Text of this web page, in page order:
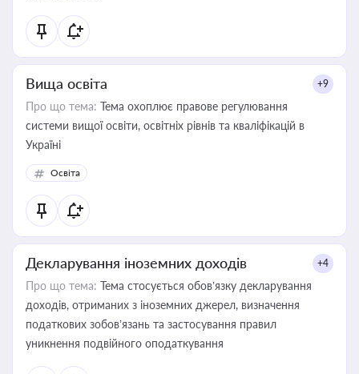
Вища освіта +9
Про що тема: Тема охоплює правове регулювання
системи вищої освіти, освітніх рівнів та кваліфікацій в
Україні
Освіта
Декларування іноземних доходів +4
Про що тема: Тема стосується обов’язку декларування
доходів, отриманих з іноземних джерел, визначення
податкових зобов’язань та застосування правил
уникнення подвійного оподаткування